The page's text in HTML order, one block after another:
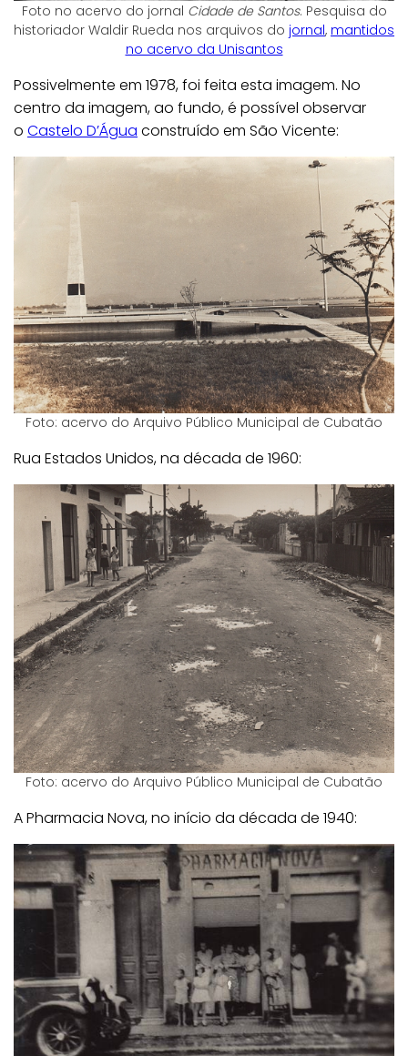
Foto no acervo do jornal Cidade de Santos. Pesquisa do
historiador Waldir Rueda nos arquivos do jornal, mantidos
no acervo da Unisantos
Possivelmente em 1978, foi feita esta imagem. No
centro da imagem, ao fundo, é possível observar
o Castelo D’Água construído em São Vicente:
Foto: acervo do Arquivo Público Municipal de Cubatão
Rua Estados Unidos, na década de 1960:
Foto: acervo do Arquivo Público Municipal de Cubatão
A Pharmacia Nova, no início da década de 1940: